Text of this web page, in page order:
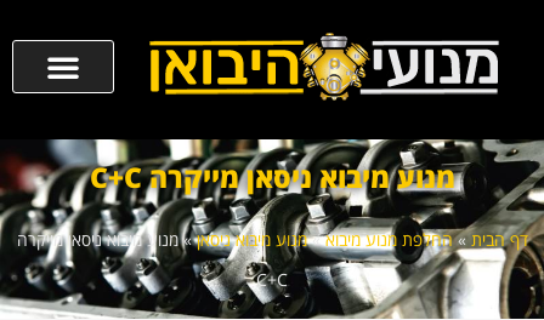
מנוע מיבוא ניסאן מייקרה C+C
דף הבית»החלפת מנוע מיבוא»מנוע מיבוא ניסאן»מנוע מיבוא ניסאן מייקרה
C+C